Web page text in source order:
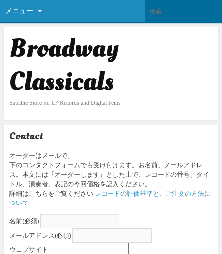
メニュー
Broadway
Classicals
Satellite Store for LP Records and Digital Items
Contact
オーダーはメールで。
下のコンタクトフォームでも受け付けます。お名前、メールアドレ
ス。本文には『オーダーします』とした上で、レコードの番号、タイ
トル、演奏者、表記の今回価格を記入ください。
詳細はこちらをご覧ください レコードの評価基準と、ご注文の方法に
ついて
名前(必須)
メールアドレス(必須)
ウェブサイト